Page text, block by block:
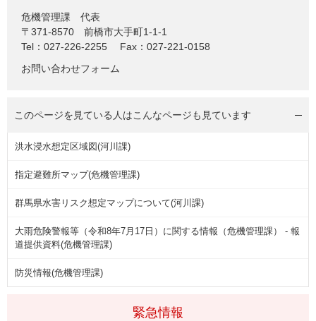
危機管理課
代表
〒371-8570
前橋市大手町1-1-1
Tel：027-226-2255
Fax：027-221-0158
お問い合わせフォーム
緊急情報
このページを見ている人はこんなページも見ています
洪水浸水想定区域図(河川課)
指定避難所マップ(危機管理課)
群馬県水害リスク想定マップについて(河川課)
大雨危険警報等（令和8年7月17日）に関する情報（危機管理課） - 報
道提供資料(危機管理課)
防災情報(危機管理課)